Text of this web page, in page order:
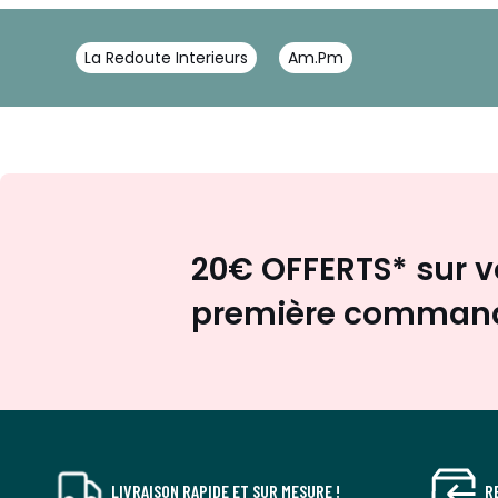
La Redoute Interieurs Am.Pm
20€ OFFERTS* sur
première
LIVRAISON RAPIDE ET SUR MESURE !